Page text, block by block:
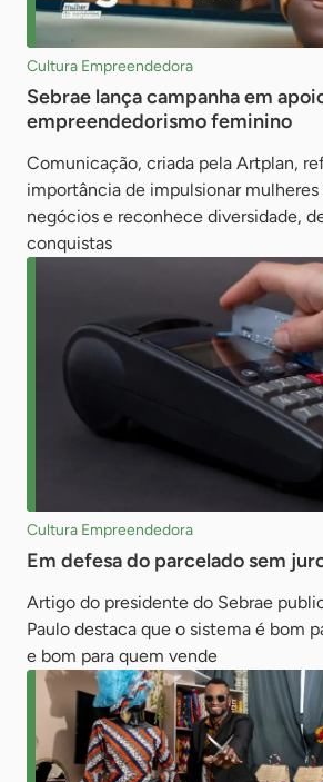
Cultura Empreendedora
Sebrae lança campanha em
empreendedorismo feminino
Comunicação, criada pela Artplan,
importância de impulsionar
negócios e reconhece diversidade,
conquistas
Cultura Empreendedora
Em defesa do parcelado sem
Artigo do presidente do Sebrae
Paulo destaca que o sistema é bom
e bom para quem vende